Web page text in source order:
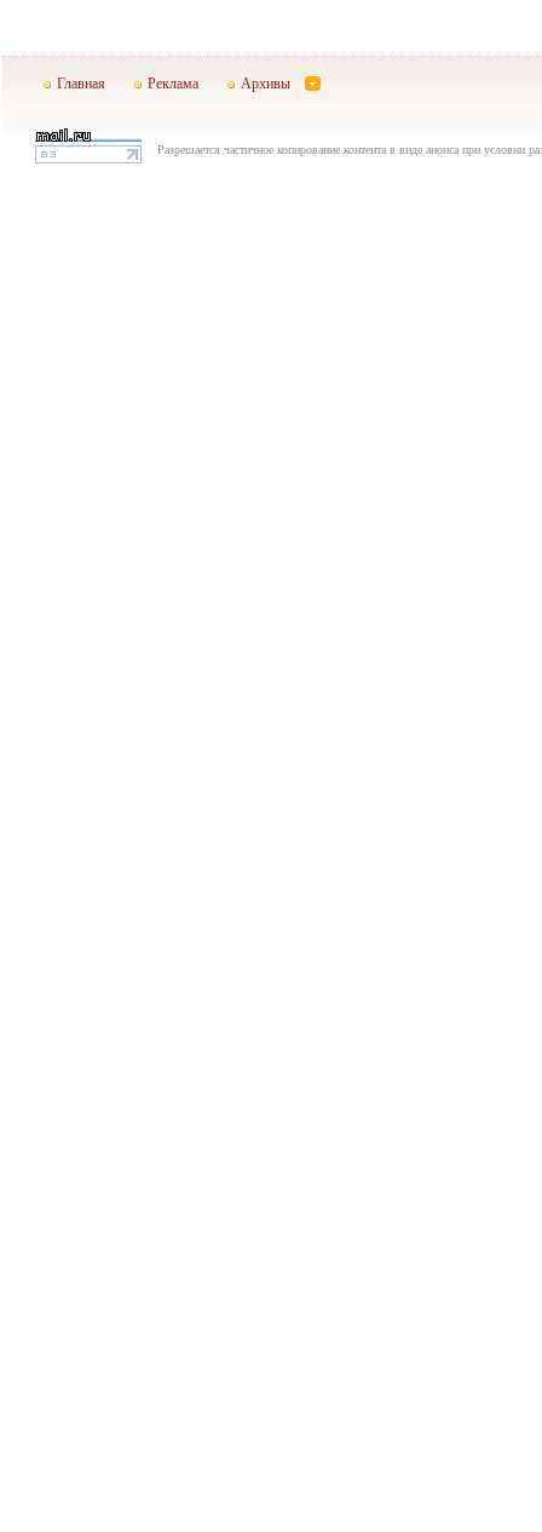
Главная Реклама Архивы
Разрешается частичное копирование контента в виде анонса при условии